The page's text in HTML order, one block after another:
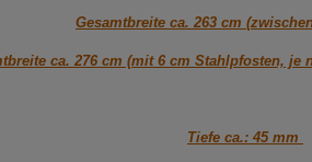
Gesamtbreite ca. 263 cm
ca. 276 cm (mit 6 cm Stahlpfosten, je
Tiefe ca.: 45 mm